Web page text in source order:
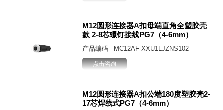
M12圆形连接器A扣母端直角全塑胶壳
款 2-8芯螺钉接线PG7（4-6mm）
产品编码 : MC12AF-XXU1LJZNS102
点击咨询
M12圆形连接器A扣公端180度塑胶壳2-
17芯焊线式PG7（4-6mm）